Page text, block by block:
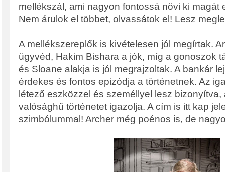
mellékszál, ami nagyon fontossá növi ki magát
Nem árulok el többet, olvassátok el! Lesz
A mellékszereplők is kivételesen jól megírtak.
ügyvéd, Hakim Bishara a jók, míg a gonoszok
és Sloane alakja is jól megrajzoltak. A bankár
érdekes és fontos epizódja a történetnek. Az
létező eszközzel és személlyel lesz bizonyítva,
valósághű történetet igazolja. A cím is itt kap
szimbólummal! Archer még poénos is, de